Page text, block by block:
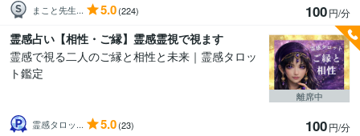
まこと先生... 5.0(224) 100円/分
霊感占い【相性・ご縁】霊感霊視で視ます
霊感で視る二人のご縁と相性と未来｜霊感タロッ
ト鑑定
霊感タロッ... 5.0(23) 100円/分
離席中